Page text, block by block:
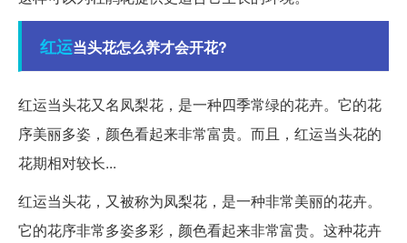
红运当头花怎么养才会开花?
红运当头花又名凤梨花，是一种四季常绿的花卉。它的花
序美丽多姿，颜色看起来非常富贵。而且，红运当头花的
花期相对较长...
红运当头花，又被称为凤梨花，是一种非常美丽的花卉。
它的花序非常多姿多彩，颜色看起来非常富贵。这种花卉